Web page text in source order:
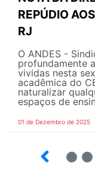
REPÚDIO
RJ
O ANDES -
profundamente
vividas nesta
acadêmica do
naturalizar
espaços de
01 de Dezembro de 2025